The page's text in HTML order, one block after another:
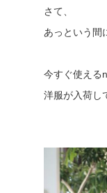
さて、
あっという間
今すぐ使える
洋服が入荷し